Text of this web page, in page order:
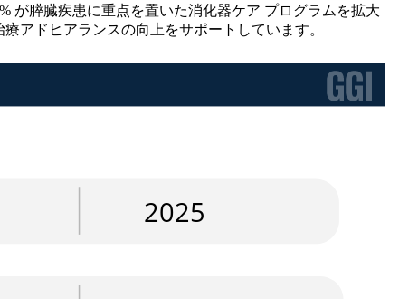
が膵臓疾患に重点を置いた消化器ケア プログラムを拡大
アドヒアランスの向上をサポートしています。